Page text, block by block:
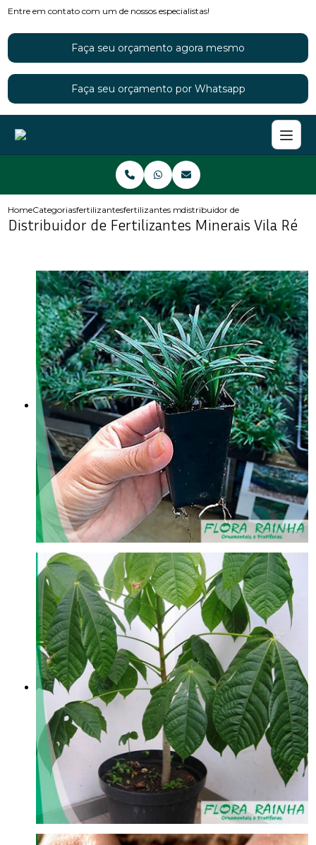
Entre em contato com um de nossos especialistas!
Faça seu orçamento agora mesmo
Faça seu orçamento por Whatsapp
HomeCategoriasfertilizantesfertilizantes mineraisdistribuidor de fertilizantes
Distribuidor de Fertilizantes Minerais Vila Ré